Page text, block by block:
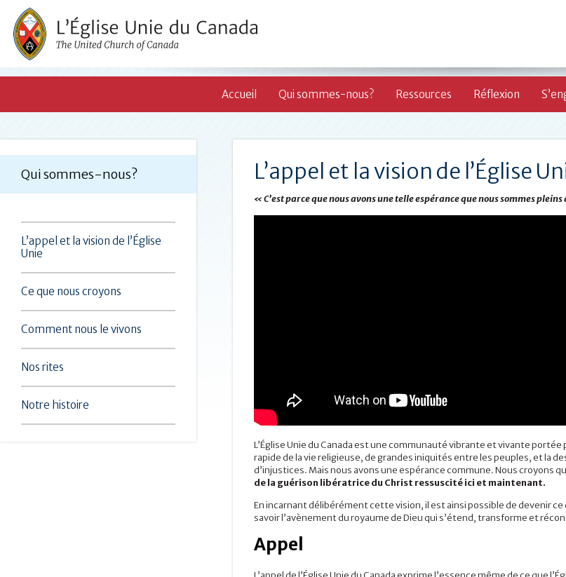
Accueil Qui sommes-nous? Ressources Réflexion
Qui sommes-nous?
L’appel et la vision de l’Église
Unie
Ce que nous croyons
Comment nous le vivons
Nos rites
Notre histoire
L’appel et la vision de l’Église
« C’est parce que nous avons une telle espérance que nous sommes
L’Église Unie du Canada est une communauté vibrante et vivante
rapide de la vie religieuse, de grandes iniquités entre les peuples, et la
d’injustices. Mais nous avons une espérance commune. Nous croyons
de la guérison libératrice du Christ ressuscité ici et maintenant.
En incarnant délibérément cette vision, il est ainsi possible de devenir
savoir l’avènement du royaume de Dieu qui s’étend, transforme et
Appel